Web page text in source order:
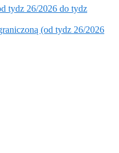
tydz 26/2026 do tydz
(od tydz 26/2026